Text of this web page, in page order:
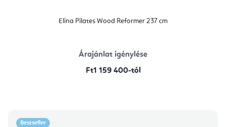
Elina Pilates Wood Reformer 237 cm
Árajánlat igénylése
Ft1 159 400-tól
Bestseller